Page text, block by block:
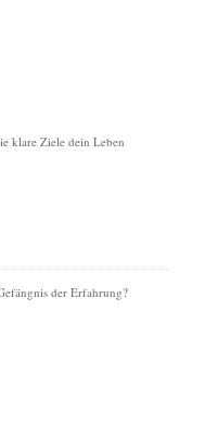
klare Ziele dein Leben
der Erfahrung?